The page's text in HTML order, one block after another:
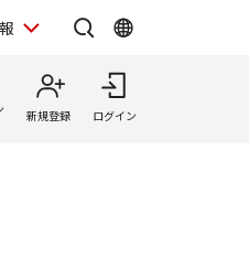
新規登録 ログイン